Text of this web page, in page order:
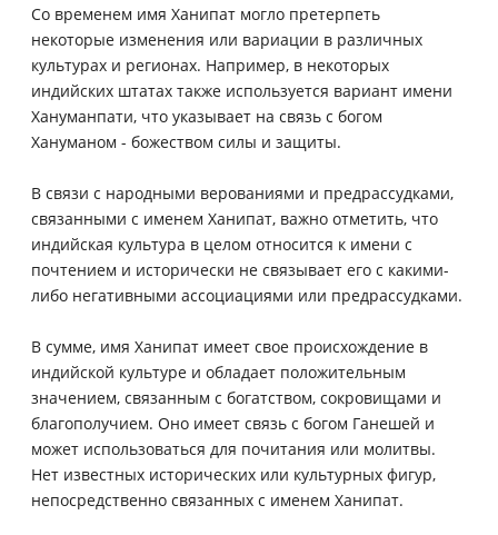
Со временем имя Ханипат могло претерпеть
некоторые изменения или вариации в различных
культурах и регионах. Например, в некоторых
индийских штатах также используется вариант имени
Хануманпати, что указывает на связь с богом
Хануманом - божеством силы и защиты.
В связи с народными верованиями и предрассудками,
связанными с именем Ханипат, важно отметить, что
индийская культура в целом относится к имени с
почтением и исторически не связывает его с какими-
либо негативными ассоциациями или предрассудками.
В сумме, имя Ханипат имеет свое происхождение в
индийской культуре и обладает положительным
значением, связанным с богатством, сокровищами и
благополучием. Оно имеет связь с богом Ганешей и
может использоваться для почитания или молитвы.
Нет известных исторических или культурных фигур,
непосредственно связанных с именем Ханипат.